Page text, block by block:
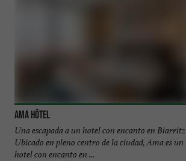
Ama Hôtel
Una escapada a un hotel con encanto en Biarritz
Ubicado en pleno centro de la ciudad, Ama es un
hotel con encanto en ...